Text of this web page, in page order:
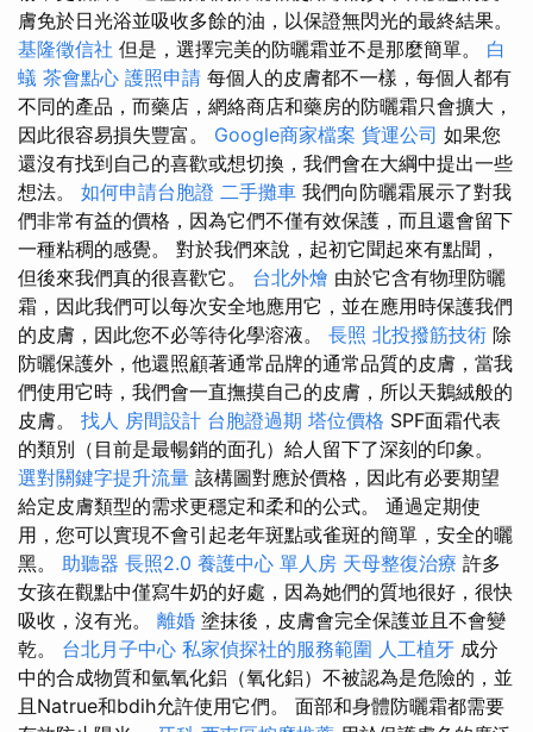
膚免於日光浴並吸收多餘的油，以保證無閃光的最終結果。
基隆徵信社 但是，選擇完美的防曬霜並不是那麼簡單。 白
蟻 茶會點心 護照申請 每個人的皮膚都不一樣，每個人都有
不同的產品，而藥店，網絡商店和藥房的防曬霜只會擴大，
因此很容易損失豐富。 Google商家檔案 貨運公司 如果您
還沒有找到自己的喜歡或想切換，我們會在大綱中提出一些
想法。 如何申請台胞證 二手攤車 我們向防曬霜展示了對我
們非常有益的價格，因為它們不僅有效保護，而且還會留下
一種粘稠的感覺。 對於我們來說，起初它聞起來有點聞，
但後來我們真的很喜歡它。 台北外燴 由於它含有物理防曬
霜，因此我們可以每次安全地應用它，並在應用時保護我們
的皮膚，因此您不必等待化學溶液。 長照 北投撥筋技術 除
防曬保護外，他還照顧著通常品牌的通常品質的皮膚，當我
們使用它時，我們會一直撫摸自己的皮膚，所以天鵝絨般的
皮膚。 找人 房間設計 台胞證過期 塔位價格 SPF面霜代表
的類別（目前是最暢銷的面孔）給人留下了深刻的印象。
選對關鍵字提升流量 該構圖對應於價格，因此有必要期望
給定皮膚類型的需求更穩定和柔和的公式。 通過定期使
用，您可以實現不會引起老年斑點或雀斑的簡單，安全的曬
黑。 助聽器 長照2.0 養護中心 單人房 天母整復治療 許多
女孩在觀點中僅寫牛奶的好處，因為她們的質地很好，很快
吸收，沒有光。 離婚 塗抹後，皮膚會完全保護並且不會變
乾。 台北月子中心 私家偵探社的服務範圍 人工植牙 成分
中的合成物質和氫氧化鋁（氧化鋁）不被認為是危險的，並
且Natrue和bdih允許使用它們。 面部和身體防曬霜都需要